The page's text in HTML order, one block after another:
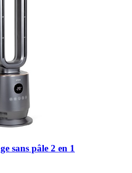
sans pâle 2 en 1